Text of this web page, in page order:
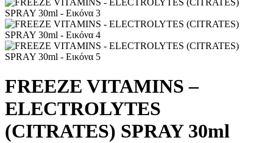
FREEZE VITAMINS –
ELECTROLYTES
(CITRATES) SPRAY 30ml